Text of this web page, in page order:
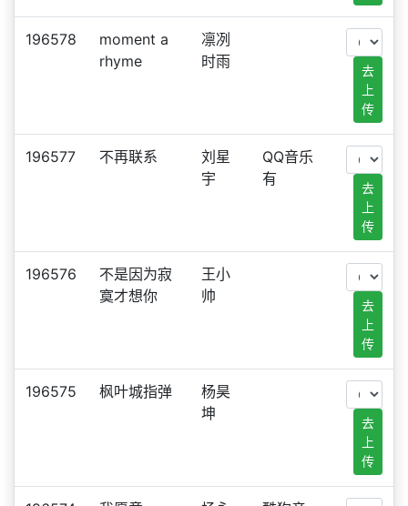
196578
moment a
rhyme
凛冽
时雨
去
上
传
196577 不再联系
刘星
宇
QQ音乐
有
去
上
传
196576
不是因为寂
寞才想你
王小
帅
去
上
传
196575 枫叶城指弹
杨昊
坤
去
上
传